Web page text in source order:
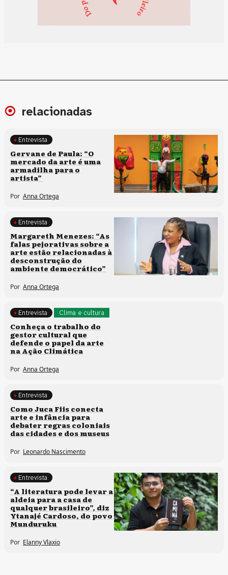
relacionadas
Entrevista
Processos artísticos
Gervane de Paula: “O
mercado da arte é uma
armadilha para o
artista”
Por Anna Ortega
Entrevista
Políticas culturais
Margareth Menezes: “As
falas pejorativas sobre a
arte estão relacionadas à
desconstrução do
ambiente democrático”
Por Anna Ortega
Clima e cultura
Entrevista
Conheça o trabalho do
gestor cultural que
defende o papel da arte
na Ação Climática
Por Anna Ortega
Entrevista
Processos artísticos
Como Juca Fiis conecta
arte e infância para
debater regras coloniais
das cidades e dos museus
Por Leonardo Nascimento
Comunidades tradicionais
Entrevista
“A literatura pode levar a
aldeia para a casa de
qualquer brasileiro”, diz
Ytanajé Cardoso, do povo
Munduruku
Por Elanny Vlaxio